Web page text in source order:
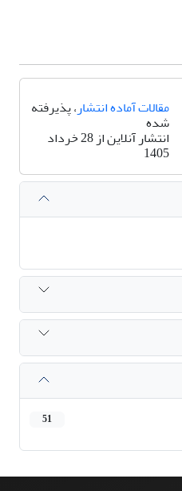
مقالات آماده انتشار، پذیرفته
شده
انتشار آنلاین از 28 خرداد
1405
51